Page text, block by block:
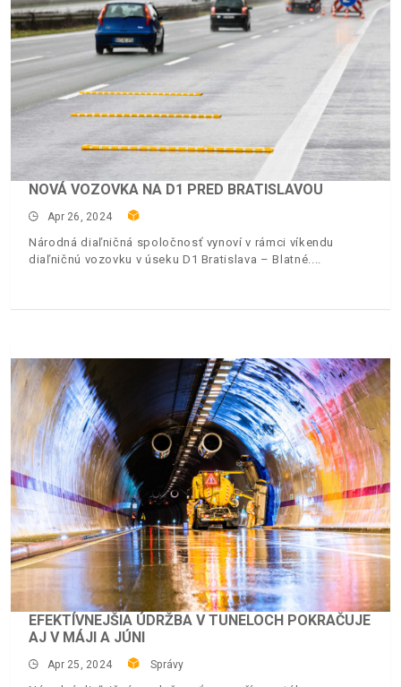
NOVÁ VOZOVKA NA D1 PRED BRATISLAVOU
Apr 26, 2024
Národná diaľničná spoločnosť vynoví v rámci víkendu
diaľničnú vozovku v úseku D1 Bratislava – Blatné.
EFEKTÍVNEJŠIA ÚDRŽBA V TUNELOCH POKRAČUJE
AJ V MÁJI A JÚNI
Apr 25, 2024 Správy